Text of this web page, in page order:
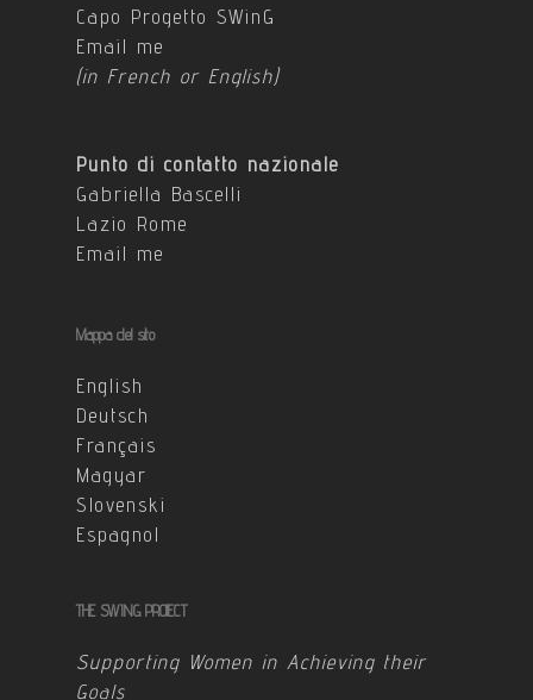
Capo Progetto SWinG
Email me
(in French or English)
Punto di contatto nazionale
Gabriella Bascelli
Lazio Rome
Email me
Mappa del sito
English
Deutsch
Français
Magyar
Slovenski
Espagnol
THE SWING PROJECT
Supporting Women in Achieving their
Goals